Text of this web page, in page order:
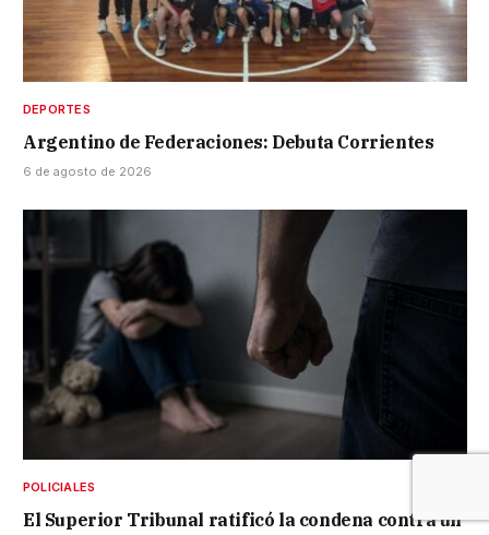
DEPORTES
Argentino de Federaciones: Debuta Corrientes
6 de agosto de 2026
POLICIALES
El Superior Tribunal ratificó la condena contra un